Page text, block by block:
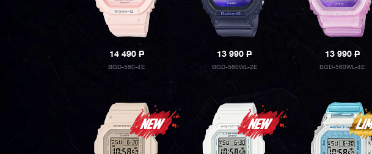
14 490P
BGD-560-4E
13 990P
BGD-560WL-2E
13 990 P
BGD-560WL-4E